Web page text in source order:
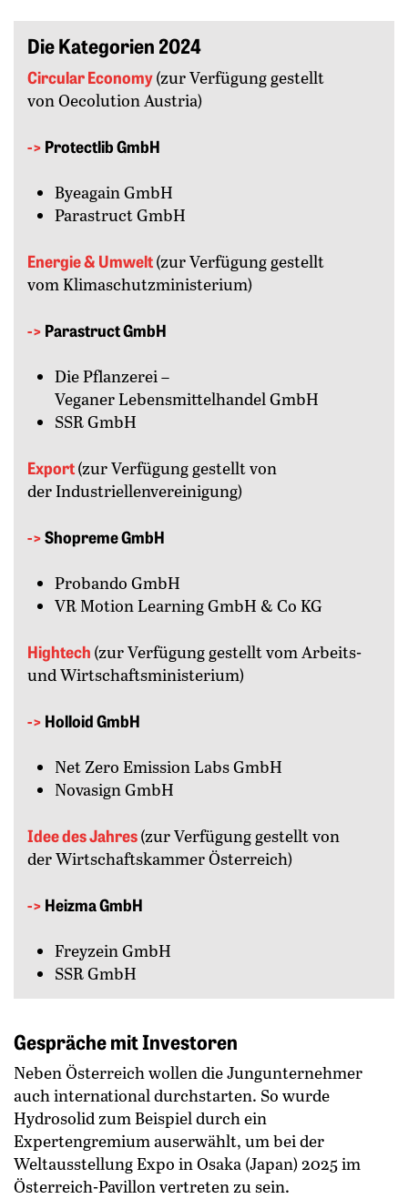
Die Kategorien 2024
Circular Economy(zur Verfügung gestellt
von Oecolution Austria)
-> Protectlib GmbH
Byeagain GmbH
Parastruct GmbH
Energie & Umwelt(zur Verfügung gestellt
vom Klimaschutzministerium)
-> Parastruct GmbH
Die Pflanzerei –
Veganer Lebensmittelhandel GmbH
SSR GmbH
Export(zur Verfügung gestellt von
der Industriellenvereinigung)
->Shopreme GmbH
Probando GmbH
VR Motion Learning GmbH & Co KG
Hightech (zur Verfügung gestellt vom Arbeits-
und Wirtschaftsministerium)
-> Holloid GmbH
Net Zero Emission Labs GmbH
Novasign GmbH
Idee des Jahres(zur Verfügung gestellt von
der Wirtschaftskammer Österreich)
-> Heizma GmbH
Freyzein GmbH
SSR GmbH
Gespräche mit Investoren
Neben Österreich wollen die Jungunternehmer
auch international durchstarten. So wurde
Hydrosolid zum Beispiel durch ein
Expertengremium auserwählt, um bei der
Weltausstellung Expo in Osaka (Japan) 2025 im
Österreich-Pavillon vertreten zu sein.